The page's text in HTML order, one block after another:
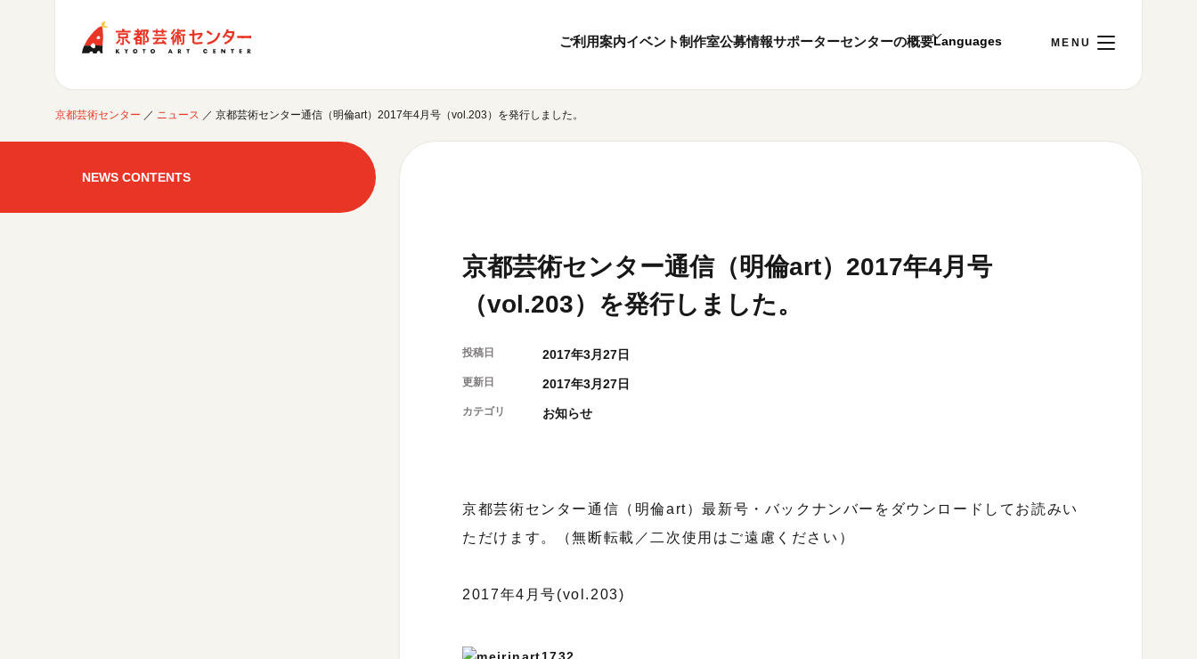
ご利用案内イベント制作室公募情報サポーターセンターの概要
ご利用案内
開催中のイベント
ボランティア・サポーター
概要・理念・運営体制
連携事業のご案内
ご利用案内
お知らせ
お問い合わせ
閲覧支援
京都芸術センター ／ ニュース ／ 京都芸術センター通信（明倫art）2017年4月号（vol.203）を発行しました。
京都芸術センター通信（明倫art）2017年4月号
（vol.203）を発行しました。
投稿日 2017年3月27日
更新日 2017年3月27日
カテゴリ お知らせ
NEWS CONTENTS
京都芸術センター通信（明倫art）最新号・バックナンバーをダウンロードしてお読みい
ただけます。（無断転載／二次使用はご遠慮ください）
2017年4月号(vol.203)